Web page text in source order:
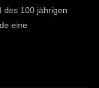
des 100 jährigen
eine